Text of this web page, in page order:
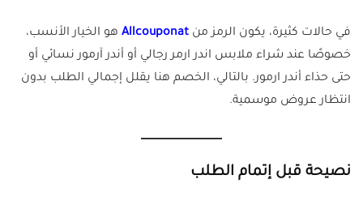
في حالات كثيرة، يكون الرمز من Allcouponat هو الخيار الأنسب،
خصوصًا عند شراء ملابس اندر ارمر رجالي أو أندر آرمور نسائي أو
حتى حذاء أندر ارمور. بالتالي، الخصم هنا يقلل إجمالي الطلب بدون
انتظار عروض موسمية.
نصيحة قبل إتمام الطلب